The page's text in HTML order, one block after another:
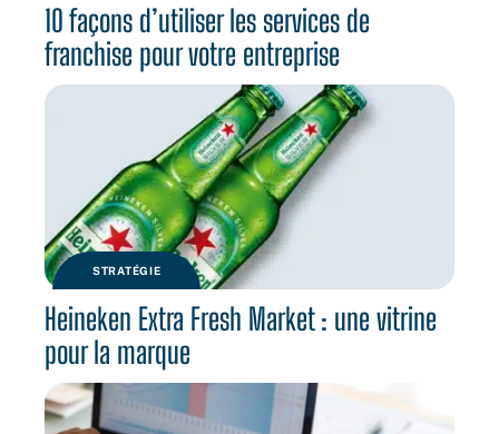
10 façons d’utiliser les services de
franchise pour votre entreprise
STRATÉGIE
Heineken Extra Fresh Market : une vitrine
pour la marque